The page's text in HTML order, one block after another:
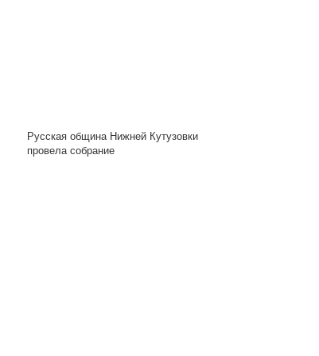
Русская община Нижней Кутузовки
провела собрание